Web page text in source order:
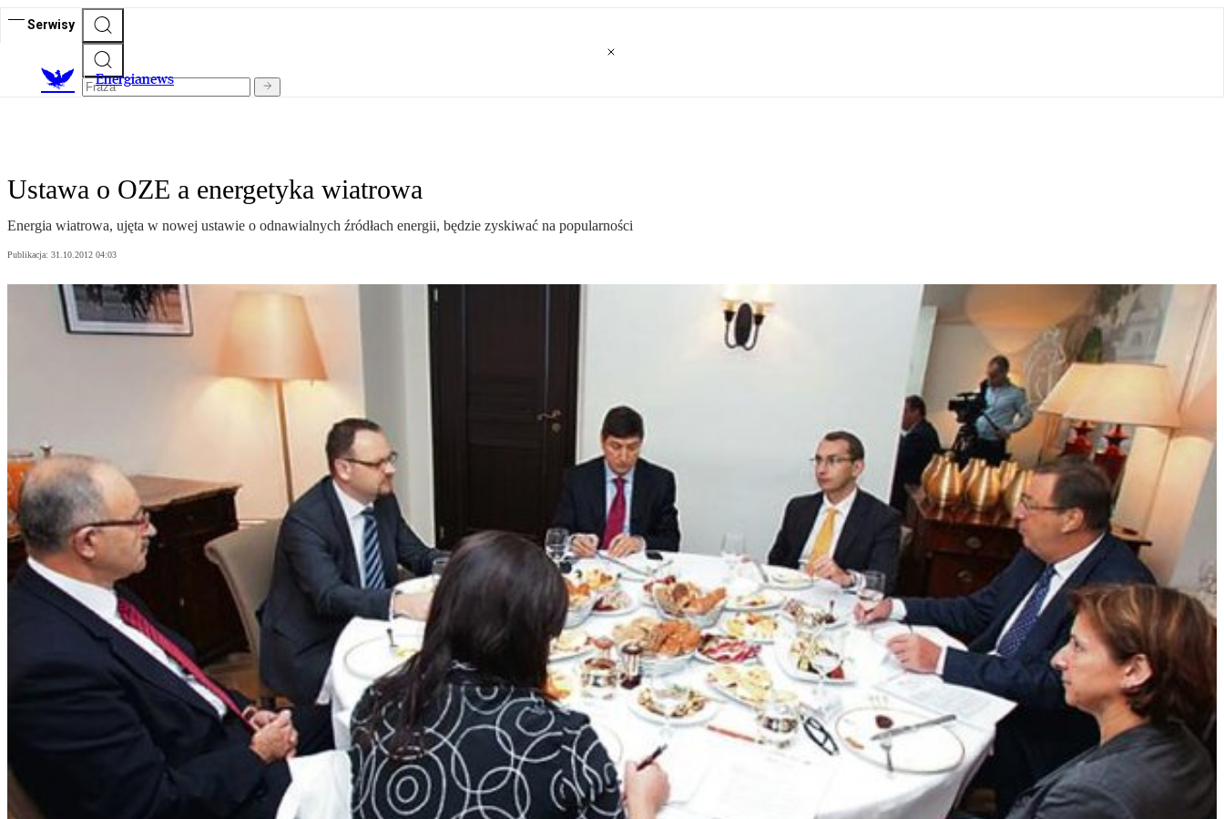
Serwisy
Energianews
Ustawa o OZE a energetyka wiatrowa
Ener­gia wia­tro­wa, ujęta w nowej ustawie o odnawialnych źródłach energii, bę­dzie zyskiwać na popularności
Publikacja: 31.10.2012 04:03